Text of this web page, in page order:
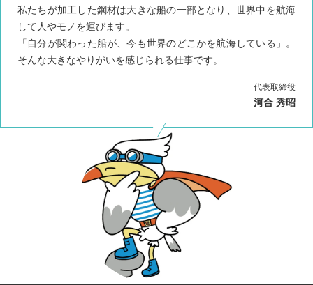
私たちが加工した鋼材は大きな船の一部となり、世界中を航海
して人やモノを運びます。
「自分が関わった船が、今も世界のどこかを航海している」。
そんな大きなやりがいを感じられる仕事です。
代表取締役
河合 秀昭